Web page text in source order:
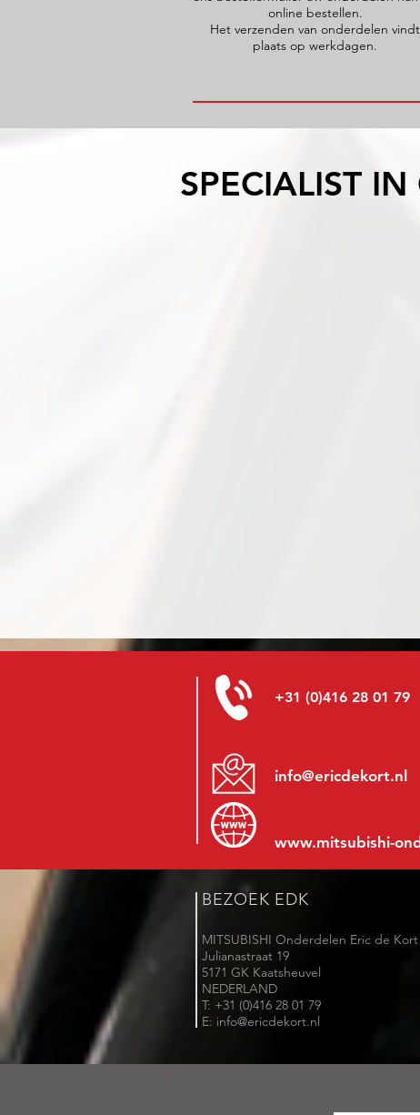
online bestellen.
Het verzenden van onderdelen vindt
plaats op werkdagen.
SPECIALIST
+31 (0)416 28 01 79
info@ericdekort.nl
www.mitsubishi-
BEZOEK EDK
MITSUBISHI Onderdelen Eric de Kort
Julianastraat 19
5171 GK Kaatsheuvel
NEDERLAND
T: +31 (0)416 28 01 79
E: info@ericdekort.nl